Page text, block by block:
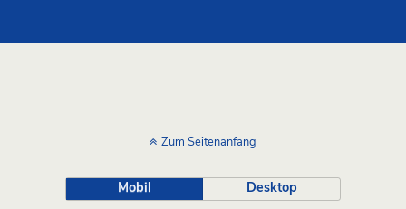
Zum Seitenanfang
Mobil Desktop